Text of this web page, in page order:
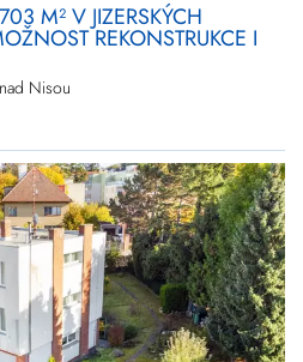
M² V JIZERSKÝCH
REKONSTRUKCE I
Nisou